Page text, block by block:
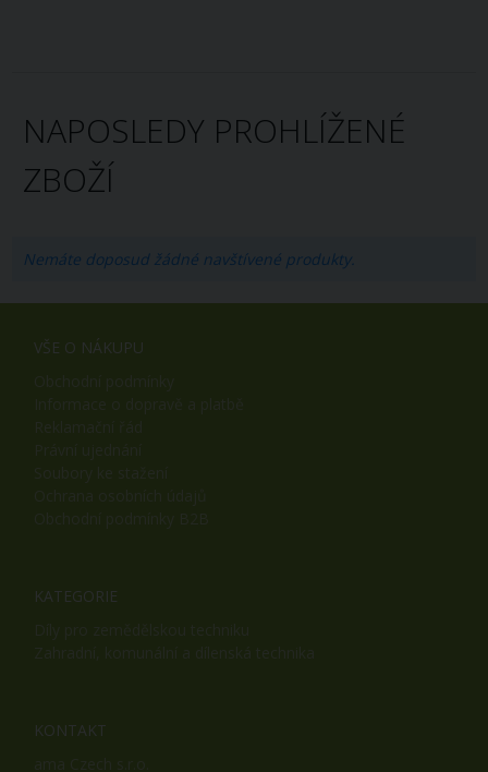
NAPOSLEDY PROHLÍŽENÉ
ZBOŽÍ
Nemáte doposud žádné navštívené produkty.
VŠE O NÁKUPU
KATEGORIE
KONTAKT